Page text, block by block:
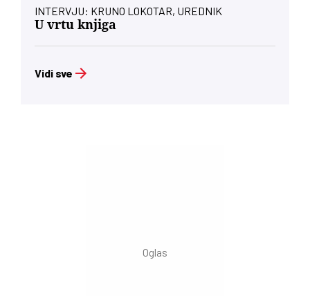
INTERVJU: KRUNO LOKOTAR, UREDNIK
U vrtu knjiga
Vidi sve